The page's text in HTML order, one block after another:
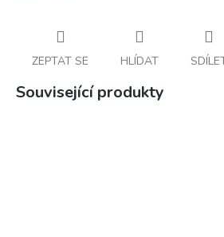
ZEPTAT SE HLÍDAT
Související produkty